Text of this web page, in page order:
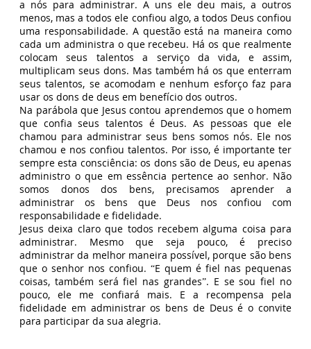
a nós para administrar. A uns ele deu mais, a outros
menos, mas a todos ele confiou algo, a todos Deus confiou
uma responsabilidade. A questão está na maneira como
cada um administra o que recebeu. Há os que realmente
colocam seus talentos a serviço da vida, e assim,
multiplicam seus dons. Mas também há os que enterram
seus talentos, se acomodam e nenhum esforço faz para
usar os dons de deus em benefício dos outros.
Na parábola que Jesus contou aprendemos que o homem
que confia seus talentos é Deus. As pessoas que ele
chamou para administrar seus bens somos nós. Ele nos
chamou e nos confiou talentos. Por isso, é importante ter
sempre esta consciência: os dons são de Deus, eu apenas
administro o que em essência pertence ao senhor. Não
somos donos dos bens, precisamos aprender a
administrar os bens que Deus nos confiou com
responsabilidade e fidelidade.
Jesus deixa claro que todos recebem alguma coisa para
administrar. Mesmo que seja pouco, é preciso
administrar da melhor maneira possível, porque são bens
que o senhor nos confiou. “E quem é fiel nas pequenas
coisas, também será fiel nas grandes”. E se sou fiel no
pouco, ele me confiará mais. E a recompensa pela
fidelidade em administrar os bens de Deus é o convite
para participar da sua alegria.